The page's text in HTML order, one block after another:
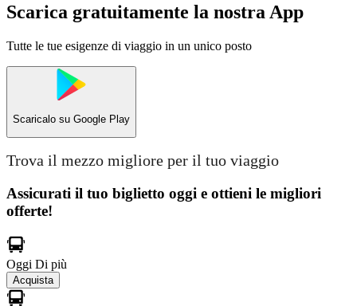
Scarica gratuitamente la nostra App
Tutte le tue esigenze di viaggio in un unico posto
Scaricalo su Google Play
Trova il mezzo migliore per il tuo viaggio
Assicurati il ​​tuo biglietto oggi e ottieni le migliori
offerte!
Oggi Di più
Acquista